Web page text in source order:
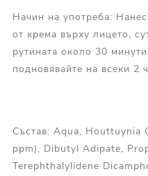
Начин на употреба:
от крема върху лицето,
рутината около 30
подновявайте на всеки 2
Състав: Aqua, Houttuynia
ppm), Dibutyl Adipate,
Terephthalylidene